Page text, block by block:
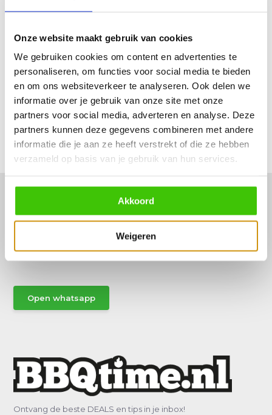
Onze website maakt gebruik van cookies
We gebruiken cookies om content en advertenties te
personaliseren, om functies voor social media te bieden
en om ons websiteverkeer te analyseren. Ook delen we
informatie over je gebruik van onze site met onze
partners voor social media, adverteren en analyse. Deze
partners kunnen deze gegevens combineren met andere
informatie die je aan ze heeft verstrekt of die ze hebben
verzameld op basis van je gebruik van hun services.
Akkoord
Weigeren
Productomschrijving
Specificaties
Reviews
Delen
Vraag het een van onze specialisten!
Open whatsapp
Ontvang de beste DEALS en tips in je inbox!